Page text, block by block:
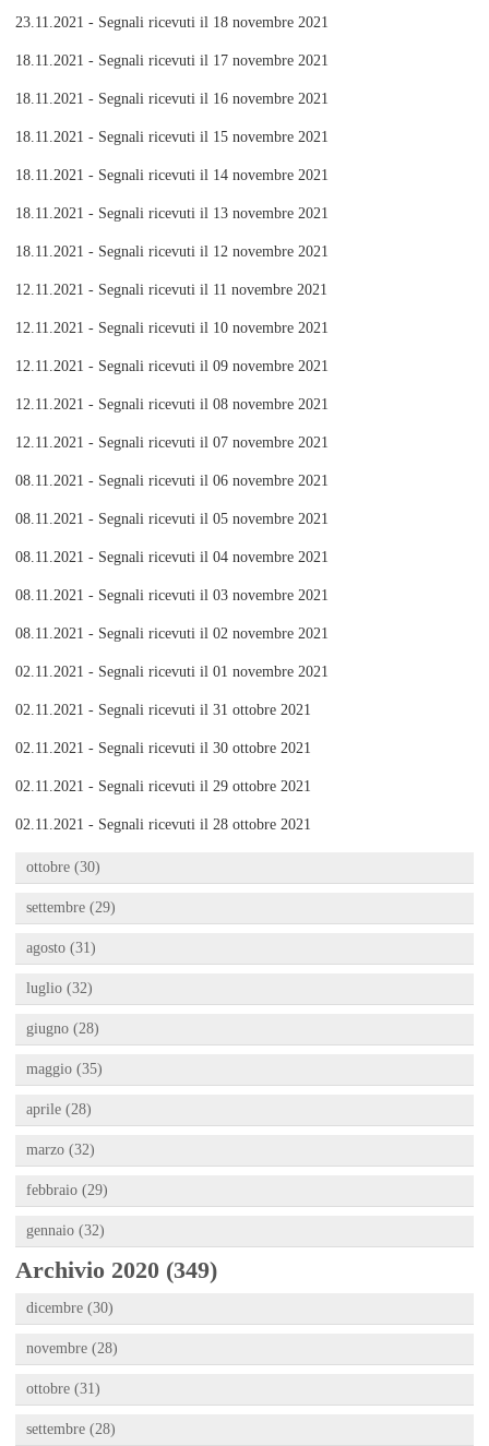
23.11.2021 - Segnali ricevuti il 18 novembre 2021
18.11.2021 - Segnali ricevuti il 17 novembre 2021
18.11.2021 - Segnali ricevuti il 16 novembre 2021
18.11.2021 - Segnali ricevuti il 15 novembre 2021
18.11.2021 - Segnali ricevuti il 14 novembre 2021
18.11.2021 - Segnali ricevuti il 13 novembre 2021
18.11.2021 - Segnali ricevuti il 12 novembre 2021
12.11.2021 - Segnali ricevuti il 11 novembre 2021
12.11.2021 - Segnali ricevuti il 10 novembre 2021
12.11.2021 - Segnali ricevuti il 09 novembre 2021
12.11.2021 - Segnali ricevuti il 08 novembre 2021
12.11.2021 - Segnali ricevuti il 07 novembre 2021
08.11.2021 - Segnali ricevuti il 06 novembre 2021
08.11.2021 - Segnali ricevuti il 05 novembre 2021
08.11.2021 - Segnali ricevuti il 04 novembre 2021
08.11.2021 - Segnali ricevuti il 03 novembre 2021
08.11.2021 - Segnali ricevuti il 02 novembre 2021
02.11.2021 - Segnali ricevuti il 01 novembre 2021
02.11.2021 - Segnali ricevuti il 31 ottobre 2021
02.11.2021 - Segnali ricevuti il 30 ottobre 2021
02.11.2021 - Segnali ricevuti il 29 ottobre 2021
02.11.2021 - Segnali ricevuti il 28 ottobre 2021
ottobre (30)
settembre (29)
agosto (31)
luglio (32)
giugno (28)
maggio (35)
aprile (28)
marzo (32)
febbraio (29)
gennaio (32)
Archivio 2020 (349)
dicembre (30)
novembre (28)
ottobre (31)
settembre (28)